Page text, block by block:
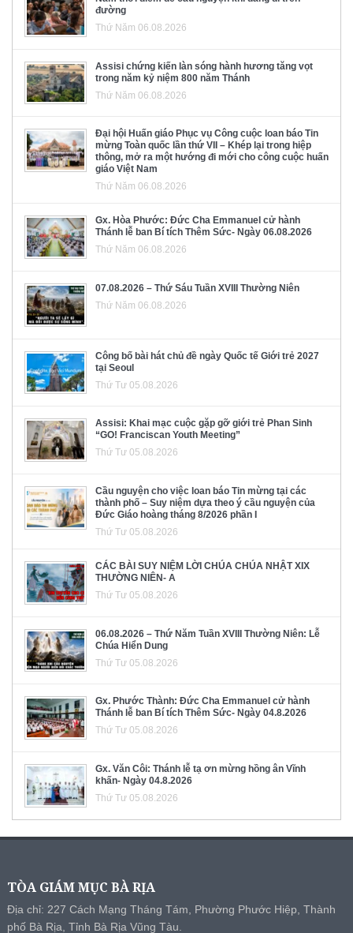
đường
Thứ Năm 06.08.2026
Assisi chứng kiến làn sóng hành hương tăng vọt
trong năm kỷ niệm 800 năm Thánh
Thứ Năm 06.08.2026
Đại hội Huấn giáo Phục vụ Công cuộc loan báo Tin
mừng Toàn quốc lần thứ VII – Khép lại trong hiệp
thông, mở ra một hướng đi mới cho công cuộc huấn
giáo Việt Nam
Thứ Năm 06.08.2026
Gx. Hòa Phước: Đức Cha Emmanuel cử hành
Thánh lễ ban Bí tích Thêm Sức- Ngày 06.08.2026
Thứ Năm 06.08.2026
07.08.2026 – Thứ Sáu Tuần XVIII Thường Niên
Thứ Năm 06.08.2026
Công bố bài hát chủ đề ngày Quốc tế Giới trẻ 2027
tại Seoul
Thứ Tư 05.08.2026
Assisi: Khai mạc cuộc gặp gỡ giới trẻ Phan Sinh
“GO! Franciscan Youth Meeting”
Thứ Tư 05.08.2026
Cầu nguyện cho việc loan báo Tin mừng tại các
thành phố – Suy niệm dựa theo ý cầu nguyện của
Đức Giáo hoàng tháng 8/2026 phần I
Thứ Tư 05.08.2026
CÁC BÀI SUY NIỆM LỜI CHÚA CHÚA NHẬT XIX
THƯỜNG NIÊN- A
Thứ Tư 05.08.2026
06.08.2026 – Thứ Năm Tuần XVIII Thường Niên: Lễ
Chúa Hiển Dung
Thứ Tư 05.08.2026
Gx. Phước Thành: Đức Cha Emmanuel cử hành
Thánh lễ ban Bí tích Thêm Sức- Ngày 04.8.2026
Thứ Tư 05.08.2026
Gx. Văn Côi: Thánh lễ tạ ơn mừng hồng ân Vĩnh
khấn- Ngày 04.8.2026
Thứ Tư 05.08.2026
TÒA GIÁM MỤC BÀ RỊA
Địa chỉ: 227 Cách Mạng Tháng Tám, Phường Phước Hiệp, Thành
phố Bà Rịa, Tỉnh Bà Rịa Vũng Tàu.